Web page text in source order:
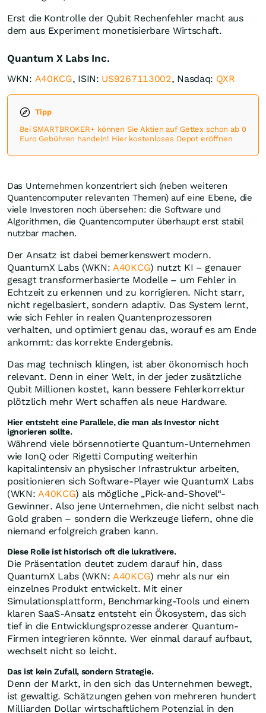
Erst die Kontrolle der Qubit Rechenfehler macht aus
dem aus Experiment monetisierbare Wirtschaft.
Quantum X Labs Inc.
WKN: A40KCG, ISIN: US9267113002, Nasdaq: QXR
Tipp
Bei SMARTBROKER+ können Sie Aktien auf Gettex schon ab 0
Euro Gebühren handeln! Hier kostenloses Depot eröffnen
Das Unternehmen konzentriert sich (neben weiteren
Quantencomputer relevanten Themen) auf eine Ebene, die
viele Investoren noch übersehen: die Software und
Algorithmen, die Quantencomputer überhaupt erst stabil
nutzbar machen.
Der Ansatz ist dabei bemerkenswert modern.
QuantumX Labs (WKN: A40KCG) nutzt KI – genauer
gesagt transformerbasierte Modelle – um Fehler in
Echtzeit zu erkennen und zu korrigieren. Nicht starr,
nicht regelbasiert, sondern adaptiv. Das System lernt,
wie sich Fehler in realen Quantenprozessoren
verhalten, und optimiert genau das, worauf es am Ende
ankommt: das korrekte Endergebnis.
Das mag technisch klingen, ist aber ökonomisch hoch
relevant. Denn in einer Welt, in der jeder zusätzliche
Qubit Millionen kostet, kann bessere Fehlerkorrektur
plötzlich mehr Wert schaffen als neue Hardware.
Hier entsteht eine Parallele, die man als Investor nicht
ignorieren sollte.
Während viele börsennotierte Quantum-Unternehmen
wie IonQ oder Rigetti Computing weiterhin
kapitalintensiv an physischer Infrastruktur arbeiten,
positionieren sich Software-Player wie QuantumX Labs
(WKN:A40KCG) als mögliche „Pick-and-Shovel“-
Gewinner. Also jene Unternehmen, die nicht selbst nach
Gold graben – sondern die Werkzeuge liefern, ohne die
niemand erfolgreich graben kann.
Diese Rolle ist historisch oft die lukrativere.
Die Präsentation deutet zudem darauf hin, dass
QuantumX Labs (WKN: A40KCG) mehr als nur ein
einzelnes Produkt entwickelt. Mit einer
Simulationsplattform, Benchmarking-Tools und einem
klaren SaaS-Ansatz entsteht ein Ökosystem, das sich
tief in die Entwicklungsprozesse anderer Quantum-
Firmen integrieren könnte. Wer einmal darauf aufbaut,
wechselt nicht so leicht.
Das ist kein Zufall, sondern Strategie.
Denn der Markt, in den sich das Unternehmen bewegt,
ist gewaltig. Schätzungen gehen von mehreren hundert
Milliarden Dollar wirtschaftlichem Potenzial in den